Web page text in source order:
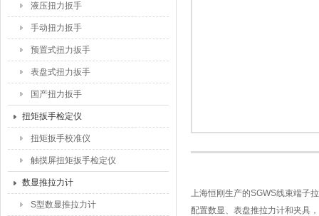
液压扭力扳手
手动扭力扳手
预置式扭力扳手
表盘式扭力扳手
国产扭力扳手
扭矩扳手检定仪
扭矩扳手校准仪
触摸屏扭矩扳手检定仪
数显推拉力计
S型数显推拉力计
上海恒刚生产的SGWS线束端子
配置数显、表盘推拉力计和夹具